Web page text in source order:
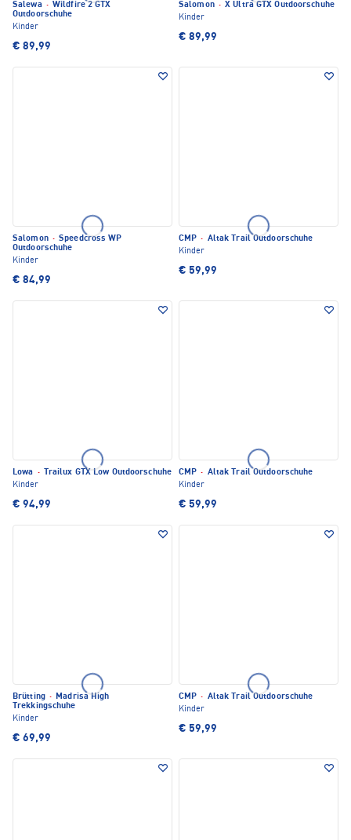
Salewa · Wildfire 2 GTX
Outdoorschuhe
Kinder
€ 89,99
Salomon · X Ultra GTX Outdoorschuhe
Kinder
€ 89,99
Salomon · Speedcross WP
Outdoorschuhe
Kinder
€ 84,99
CMP · Altak Trail Outdoorschuhe
Kinder
€ 59,99
Lowa ·
Trailux GTX Low Outdoorschuhe
Kinder
€ 94,99
CMP · Altak Trail Outdoorschuhe
Kinder
€ 59,99
Brütting · Madrisa High
Trekkingschuhe
Kinder
€ 69,99
CMP · Altak Trail Outdoorschuhe
Kinder
€ 59,99